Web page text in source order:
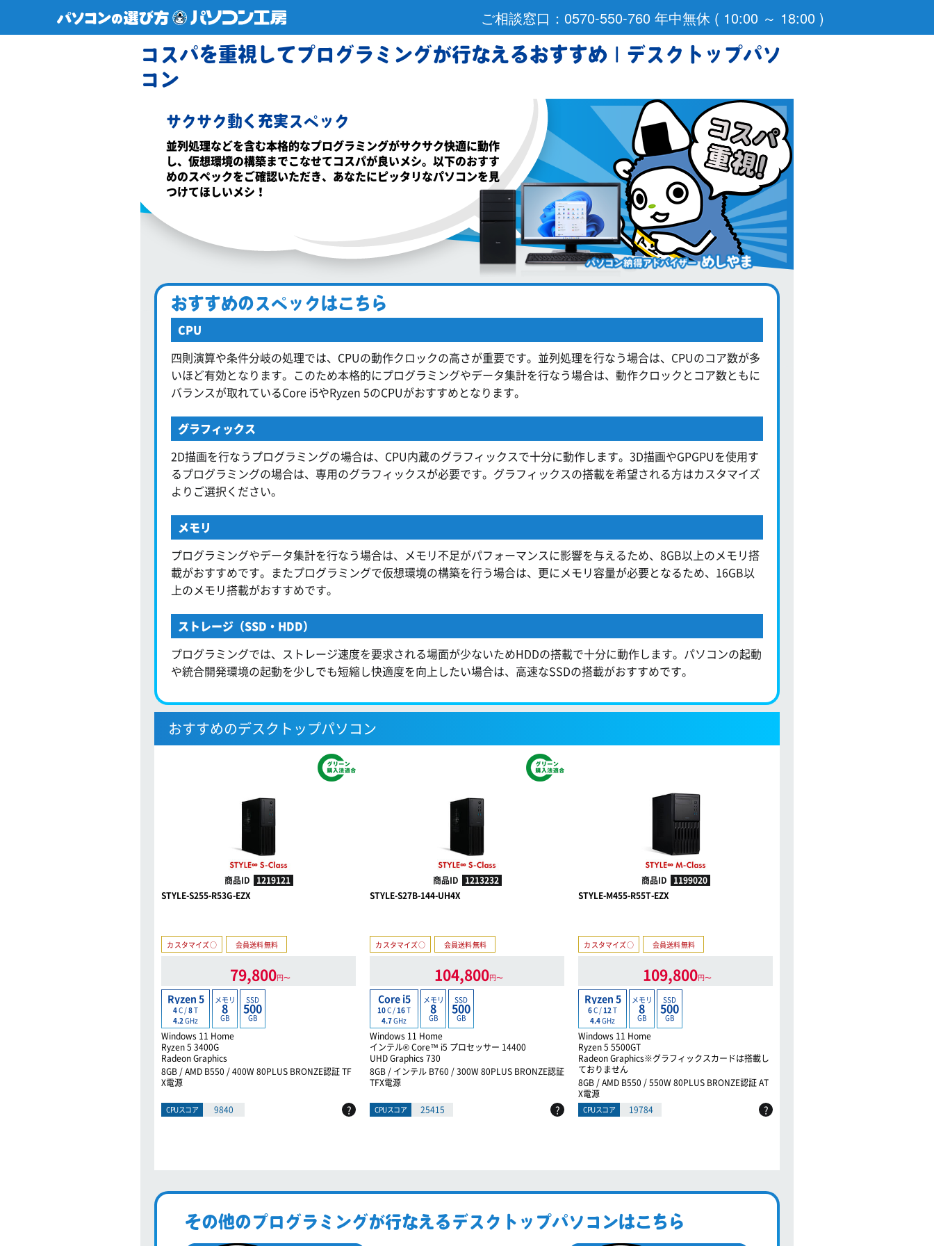
コスパを重視してプログラミングが行なえるおすすめ | デスクトップパソ
コン
サクサク動く充実スペック
並列処理などを含む本格的なプログラミングがサクサク快適に動作
し、仮想環境の構築までこなせてコスパが良いメシ。以下のおすす
めのスペックをご確認いただき、あなたにピッタリなパソコンを見
つけてほしいメシ！
おすすめのスペックはこちら
CPU
四則演算や条件分岐の処理では、CPUの動作クロックの高さが重要です。並列処理を行なう場合は、CPUのコア数が多
いほど有効となります。このため本格的にプログラミングやデータ集計を行なう場合は、動作クロックとコア数ともに
バランスが取れているCore i5やRyzen 5のCPUがおすすめとなります。
グラフィックス
2D描画を行なうプログラミングの場合は、CPU内蔵のグラフィックスで十分に動作します。3D描画やGPGPUを使用す
るプログラミングの場合は、専用のグラフィックスが必要です。グラフィックスの搭載を希望される方はカスタマイズ
よりご選択ください。
メモリ
プログラミングやデータ集計を行なう場合は、メモリ不足がパフォーマンスに影響を与えるため、8GB以上のメモリ搭
載がおすすめです。またプログラミングで仮想環境の構築を行う場合は、更にメモリ容量が必要となるため、16GB以
上のメモリ搭載がおすすめです。
ストレージ（SSD・HDD）
プログラミングでは、ストレージ速度を要求される場面が少ないためHDDの搭載で十分に動作します。パソコンの起動
や統合開発環境の起動を少しでも短縮し快適度を向上したい場合は、高速なSSDの搭載がおすすめです。
おすすめのデスクトップパソコン
商品ID
1219121
STYLE-S255-R53G-EZX
カスタマイズ○ 会員送料無料
79,800円〜
Ryzen 5
4C /8T
4.2 GHz
メモリ
8
GB
SSD
500
GB
Windows 11 Home
Ryzen 5 3400G
Radeon Graphics
8GB / AMD B550 / 400W 80PLUS BRONZE認証 TF
X電源
CPUスコア 9840 ?
商品ID
1213232
STYLE-S27B-144-UH4X
カスタマイズ○ 会員送料無料
104,800円〜
Core i5
10C /16T
4.7GHz
メモリ
8
GB
SSD
500
GB
Windows 11 Home
インテル® Core™ i5 プロセッサー 14400
UHD Graphics 730
8GB / インテル B760 / 300W 80PLUS BRONZE認証
TFX電源
CPUスコア 25415 ?
商品ID
1199020
STYLE-M455-R55T-EZX
カスタマイズ○ 会員送料無料
109,800円〜
Ryzen 5
6C /12T
4.4GHz
メモリ
8
GB
SSD
500
GB
Windows 11 Home
Ryzen 5 5500GT
Radeon Graphics※グラフィックスカードは搭載し
ておりません
8GB / AMD B550 / 550W 80PLUS BRONZE認証 AT
X電源
CPUスコア 19784 ?
その他のプログラミングが行なえるデスクトップパソコンはこちら